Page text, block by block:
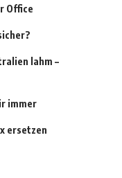
Office
lahm –
immer
ersetzen